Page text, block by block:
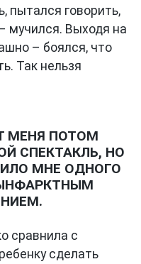
пытался говорить,
мучился. Выходя на
– боялся, что
Так нельзя
МЕНЯ ПОТОМ
СПЕКТАКЛЬ, НО
МНЕ ОДНОГО
сравнила с
сделать